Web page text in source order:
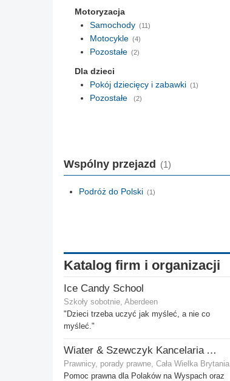
Motoryzacja
Samochody (11)
Motocykle (4)
Pozostałe (2)
Dla dzieci
Pokój dziecięcy i zabawki (1)
Pozostałe (2)
Wspólny przejazd (1)
Podróż do Polski (1)
Katalog firm i organizacji
Ice Candy School
Szkoły sobotnie, Aberdeen
"Dzieci trzeba uczyć jak myśleć, a nie co
myśleć."
Wiater & Szewczyk Kancelaria Adwokacka
Prawnicy, porady prawne, Cała Wielka Brytania
Pomoc prawna dla Polaków na Wyspach oraz